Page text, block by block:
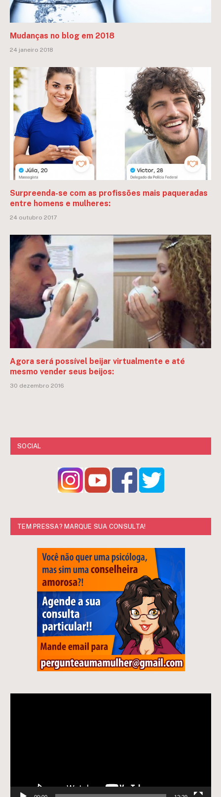
Mudanças no blog em 2018
24 janeiro 2018
Surpreenda-se com as profissões mais paqueradas
entre homens e mulheres:
24 outubro 2017
Agora será possível beijar virtualmente e até
mesmo vender seus beijos:
30 dezembro 2016
SOCIAL
TEM PRESSA? MARQUE SUA CONSULTA!